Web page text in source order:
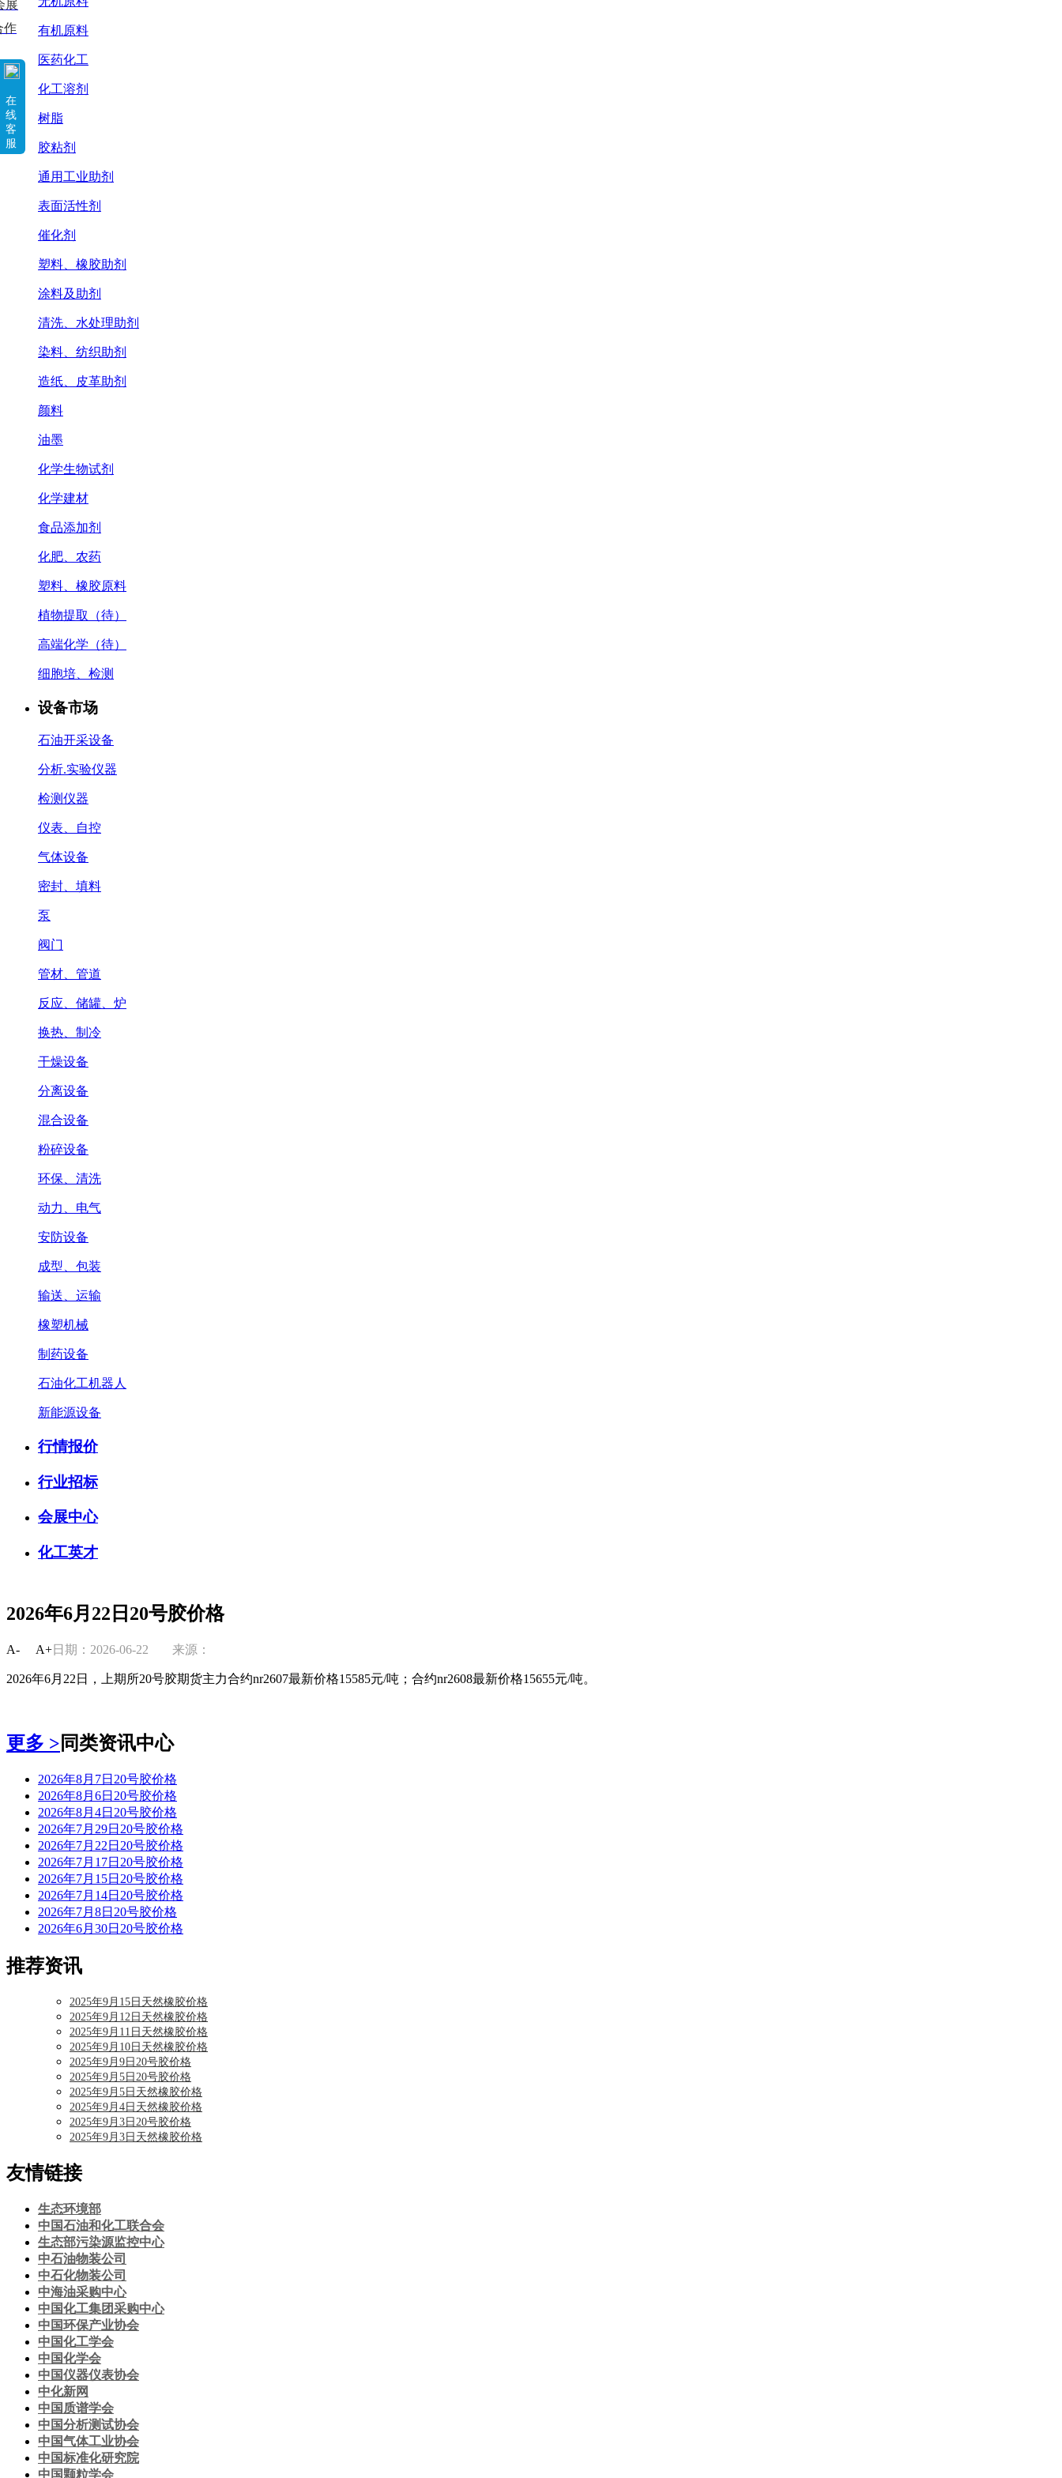
有机原料
医药化工
化工溶剂
树脂
胶粘剂
通用工业助剂
表面活性剂
催化剂
塑料、橡胶助剂
涂料及助剂
清洗、水处理助剂
染料、纺织助剂
造纸、皮革助剂
颜料
油墨
化学生物试剂
化学建材
食品添加剂
化肥、农药
塑料、橡胶原料
植物提取（待）
高端化学（待）
细胞培、检测
设备市场
石油开采设备
分析.实验仪器
检测仪器
仪表、自控
气体设备
密封、填料
泵
阀门
管材、管道
反应、储罐、炉
换热、制冷
干燥设备
分离设备
混合设备
粉碎设备
环保、清洗
动力、电气
安防设备
成型、包装
输送、运输
橡塑机械
制药设备
石油化工机器人
新能源设备
行情报价
行业招标
会展中心
化工英才
展
作
在
线
客
服
2026年6月22日20号胶价格
A- A+日期：2026-06-22 来源：
2026年6月22日，上期所20号胶期货主力合约nr2607最新价格15585元/吨；合约nr2608最新价格15655元/吨。
更多 >同类资讯中心
2026年8月7日20号胶价格
2026年8月6日20号胶价格
2026年8月4日20号胶价格
2026年7月29日20号胶价格
2026年7月22日20号胶价格
2026年7月17日20号胶价格
2026年7月15日20号胶价格
2026年7月14日20号胶价格
2026年7月8日20号胶价格
2026年6月30日20号胶价格
推荐资讯
2025年9月15日天然橡胶价格
2025年9月12日天然橡胶价格
2025年9月11日天然橡胶价格
2025年9月10日天然橡胶价格
2025年9月9日20号胶价格
2025年9月5日20号胶价格
2025年9月5日天然橡胶价格
2025年9月4日天然橡胶价格
2025年9月3日20号胶价格
2025年9月3日天然橡胶价格
友情链接
生态环境部
中国石油和化工联合会
生态部污染源监控中心
中石油物装公司
中石化物装公司
中海油采购中心
中国化工集团采购中心
中国环保产业协会
中国化工学会
中国化学会
中国仪器仪表协会
中化新网
中国质谱学会
中国分析测试协会
中国气体工业协会
中国标准化研究院
中国颗粒学会